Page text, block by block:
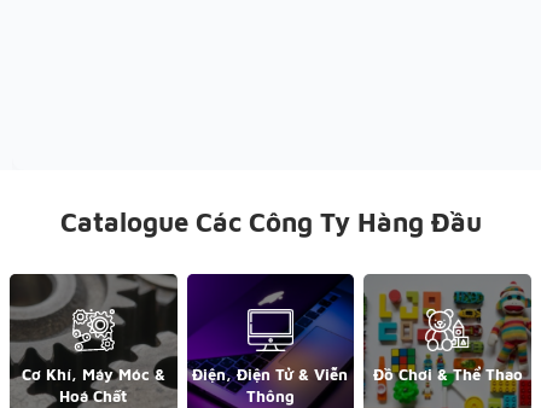
Catalogue Các Công Ty Hàng Đầu
Cơ Khí, Máy Móc &
Hoá Chất
Điện, Điện Tử & Viễn
Thông
Đồ Chơi & Thể Thao